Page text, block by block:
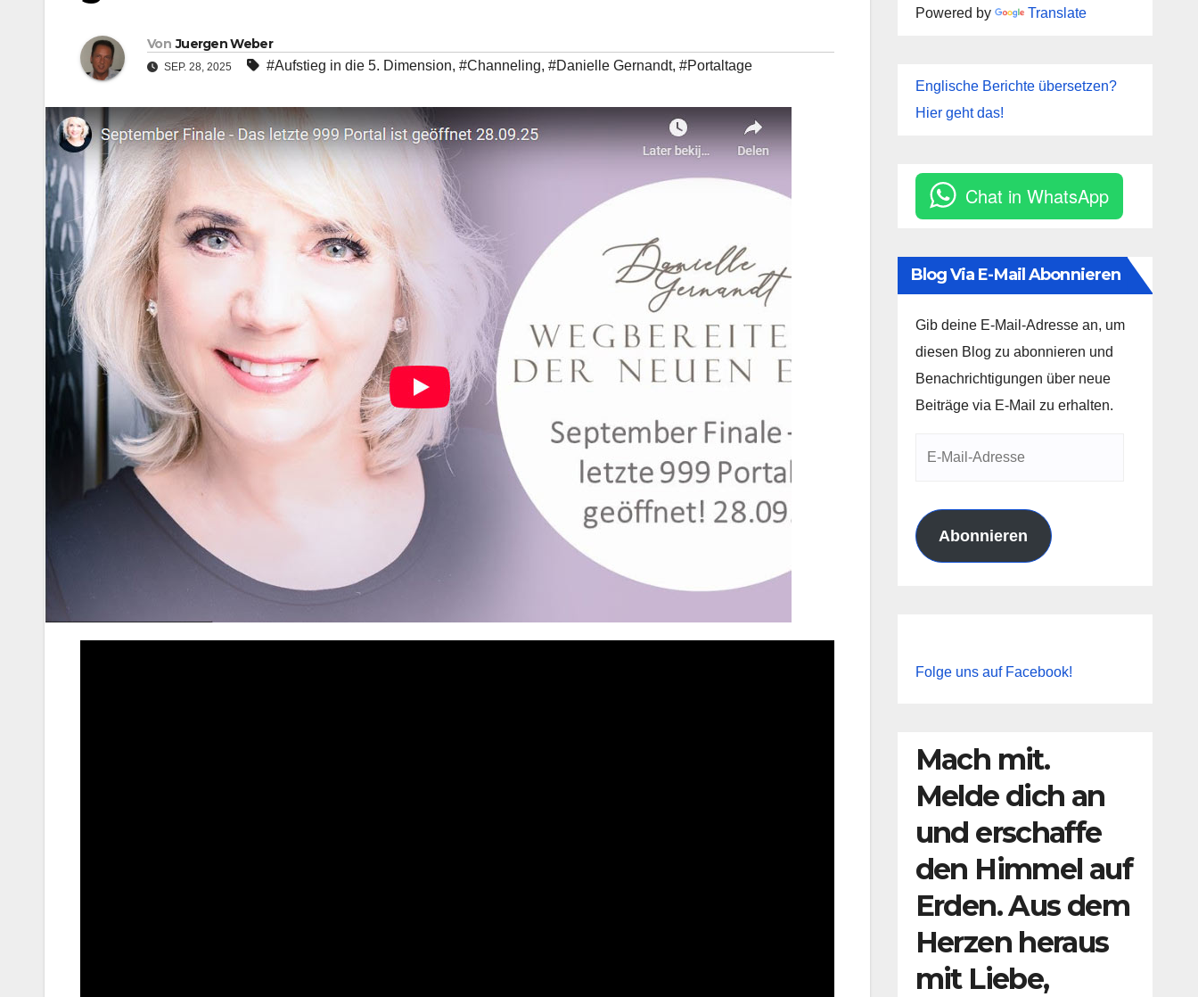
Von Juergen Weber
SEP. 28, 2025 #Aufstieg in die 5. Dimension, #Channeling, #Danielle Gernandt, #Portaltage
Powered by Translate
Englische Berichte übersetzen?
Hier geht das!
Chat in WhatsApp
Blog Via E-Mail Abonnieren
Gib deine E-Mail-Adresse an, um
diesen Blog zu abonnieren und
Benachrichtigungen über neue
Beiträge via E-Mail zu erhalten.
Abonnieren
Folge uns auf Facebook!
Mach mit.
Melde dich an
und erschaffe
den Himmel auf
Erden. Aus dem
Herzen heraus
mit Liebe,